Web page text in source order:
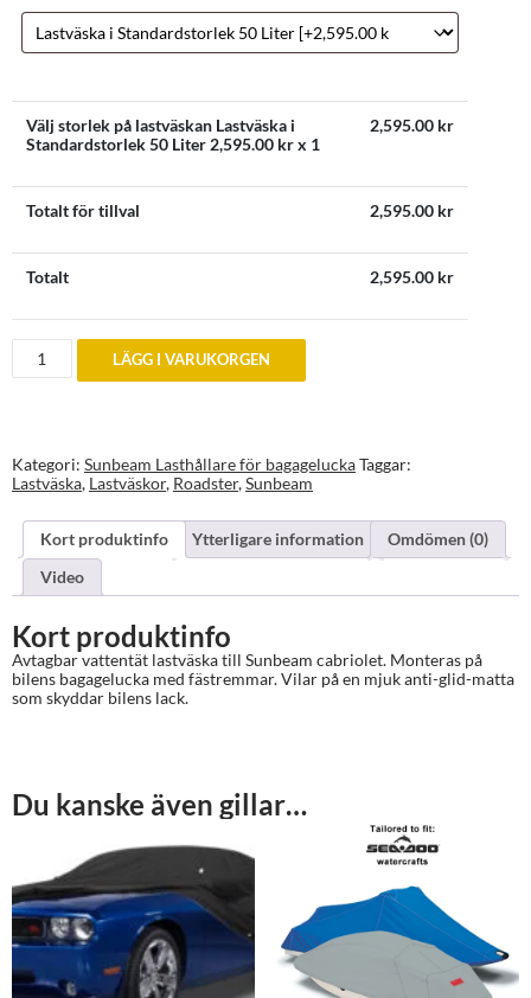
Välj storlek på lastväskan Lastväska i
Standardstorlek 50 Liter 2,595.00 kr x 1
2,595.00 kr
Totalt för tillval 2,595.00 kr
Totalt 2,595.00 kr
Sunbeam
Lastväska
för
LÄGG I VARUKORGEN
Kategori: Sunbeam Lasthållare för bagageluckaTaggar:
Lastväska, Lastväskor, Roadster,Sunbeam
Kort produktinfo Ytterligare information
Omdömen (0)
Video
Kort produktinfo
Avtagbar vattentät lastväska till Sunbeam cabriolet. Monteras på
bilens bagagelucka med fästremmar. Vilar på en mjuk anti-glid-matta
som skyddar bilens lack.
Du kanske även gillar…